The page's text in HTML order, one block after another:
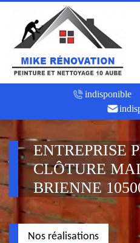
indisponible
ENTREPRISE
CLÔTURE
BRIENNE
Nos réalisations